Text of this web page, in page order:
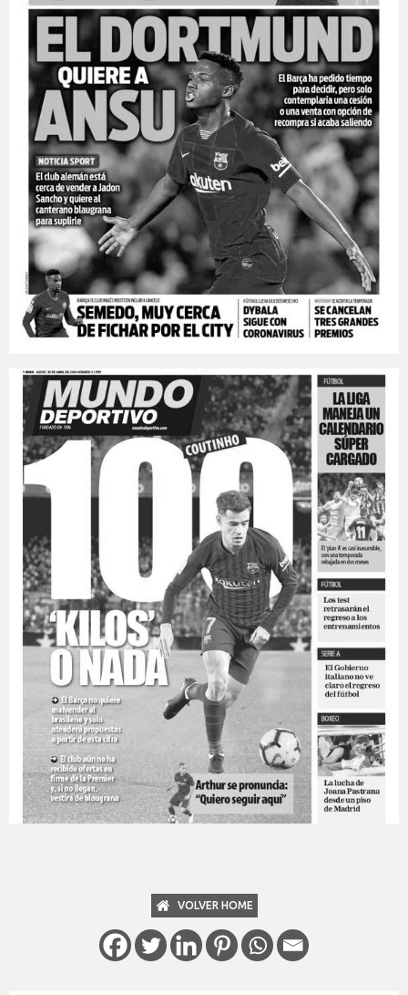
VOLVER HOME